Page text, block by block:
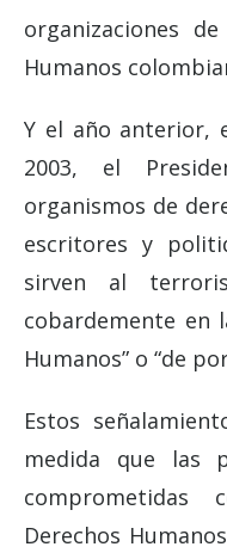
organizaciones
Humanos
Y el año anterior,
2003, el
organismos de
escritores y
sirven al
cobardemente en
Humanos” o “de
Estos
medida que las
Derechos